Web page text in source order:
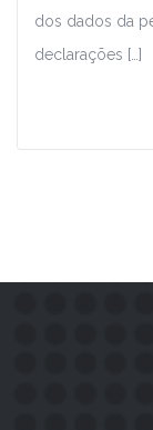
dos dados da
declarações […]